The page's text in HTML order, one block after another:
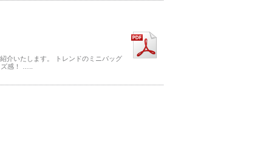
介いたします。 トレンドのミニバッグ
感！ …..